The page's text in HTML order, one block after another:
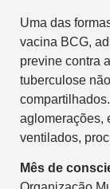
Uma das
vacina BCG,
previne contra
tuberculose
aglomerações,
ventilados,
Mês de